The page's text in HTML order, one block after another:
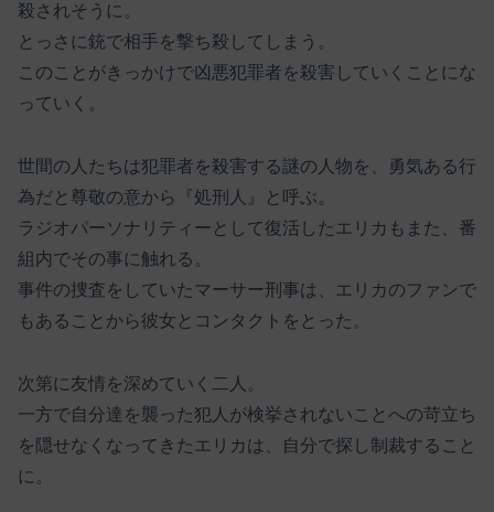
殺されそうに。
とっさに銃で相手を撃ち殺してしまう。
このことがきっかけで凶悪犯罪者を殺害していくことにな
っていく。
世間の人たちは犯罪者を殺害する謎の人物を、勇気ある行
為だと尊敬の意から『処刑人』と呼ぶ。
ラジオパーソナリティーとして復活したエリカもまた、番
組内でその事に触れる。
事件の捜査をしていたマーサー刑事は、エリカのファンで
もあることから彼女とコンタクトをとった。
次第に友情を深めていく二人。
一方で自分達を襲った犯人が検挙されないことへの苛立ち
を隠せなくなってきたエリカは、自分で探し制裁すること
に。